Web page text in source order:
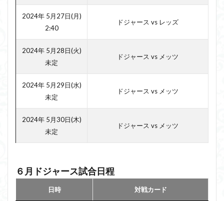
2024年 5月27日(月)
2:40
ドジャース vs レッズ
2024年 5月28日(火)
未定
ドジャース vs メッツ
2024年 5月29日(水)
未定
ドジャース vs メッツ
2024年 5月30日(木)
未定
ドジャース vs メッツ
６月ドジャース試合日程
日時 対戦カード